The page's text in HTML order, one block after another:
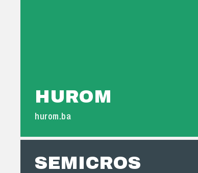
HUROM
hurom.ba
SEMICROS